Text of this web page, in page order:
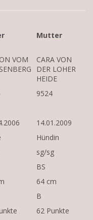
Mutter
VOM
CARA VON
DER LOHER
HEIDE
9524
14.01.2009
Hündin
sg/sg
BS
64 cm
B
62 Punkte